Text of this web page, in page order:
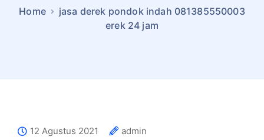
Home
jasa derek pondok indah 081385550003
erek 24 jam
12 Agustus 2021
admin